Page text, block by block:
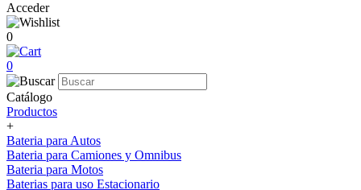
Acceder
0
0
Catálogo
Productos
+
Bateria para Autos
Bateria para Camiones y Omnibus
Bateria para Motos
Baterias para uso Estacionario